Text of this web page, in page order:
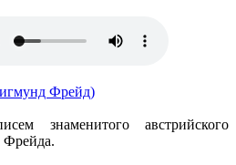
Фрейд)
знаменитого австрийского
Фрейда.